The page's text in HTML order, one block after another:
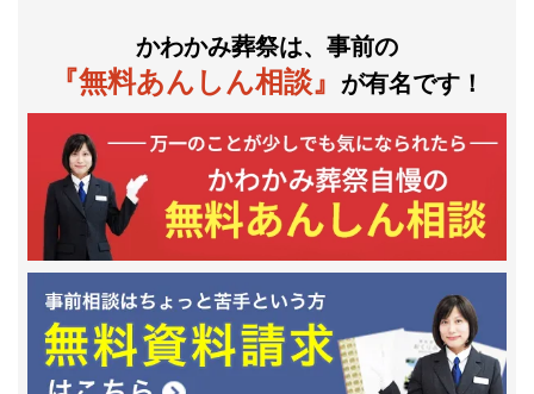
かわかみ葬祭は、事前の
『無料あんしん相談』 が有名です！